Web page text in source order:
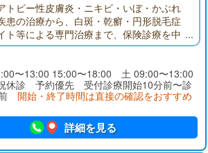
トピー性皮膚炎・ニキビ・いぼ・かぶれ
患の治療から、白斑・乾癬・円形脱毛症
ト等による専門治療まで、保険診療を中
療の向上を目指し、皮膚科専門医として
う努めて参ります。
〜13:00 15:00〜18:00 土 09:00〜13:00
休診 予約優先 受付診療開始10分前〜診
開始・終了時間は直接の確認をおすすめ
詳細を見る